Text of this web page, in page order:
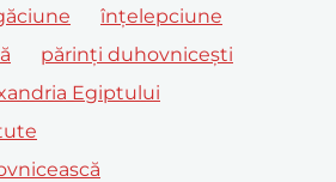
înțelepciune
părinți duhovnicești
Egiptului